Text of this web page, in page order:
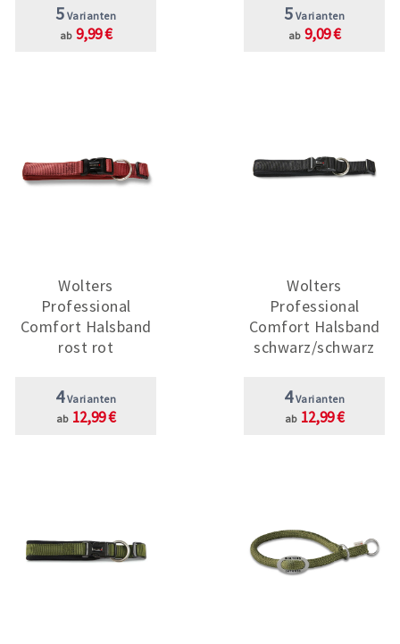
5 Varianten
ab 9,99 €
5 Varianten
ab 9,09 €
Wolters
Professional
Comfort Halsband
rost rot
4Varianten
ab 12,99 €
Wolters
Professional
Comfort Halsband
schwarz/schwarz
4Varianten
ab 12,99 €